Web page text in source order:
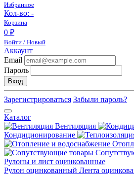
Избранное
Кол-во: -
Корзина
0 ₽
Войти / Новый
Аккаунт
Email
Пароль
Вход
Зарегистрироваться Забыли пароль?
Каталог
Вентиляция
Кондиционирование
Рулоны и лист оцинкованные
Рулон оцинкованный Лента